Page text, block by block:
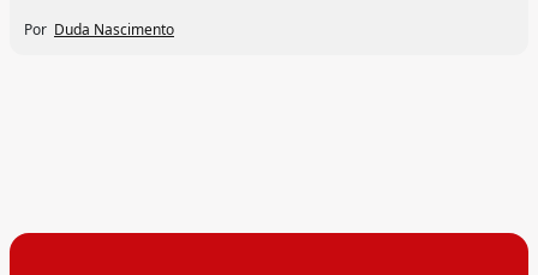
Por Duda Nascimento